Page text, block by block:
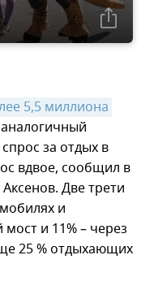
5,5 миллиона
за отдых в
вдвое, сообщил в
Две трети
и
и 11% – через
25 % отдыхающих